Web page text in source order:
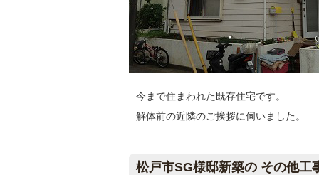
今まで住まわれた既存住宅です。
解体前の近隣のご挨拶に伺いました。
松戸市SG様邸新築の その他工